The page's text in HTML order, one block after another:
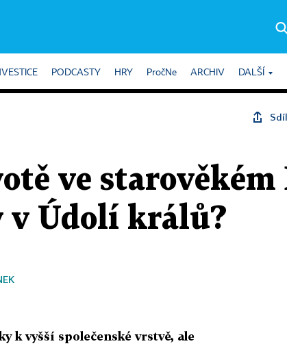
PODCASTY HRY PročNe ARCHIV DALŠÍ
ve starověkém
v Údolí králů?
k vyšší společenské vrstvě, ale